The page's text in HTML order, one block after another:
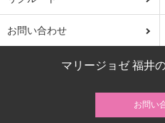
お問い合わせ
マリージョゼ 福井
お問い